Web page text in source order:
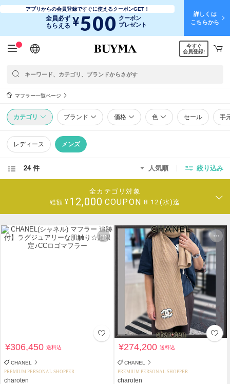
アプリからの会員登録ですぐに使えるクーポンGET！
全員必ず
もらえる ¥500 クーポン
プレゼント
詳しくは
こちらから
日本語
English
简体中文
繁體中文
今すぐ
会員登録!
マフラー一覧ページ
カテゴリ ブランド 価格 色 セール 手
レディース メンズ
24 件 人気順 絞り込み
全カテゴリ対象
総額 ¥12,000 COUPON 8.12(水)迄
¥306,450送料込
CHANEL
PREMIUM PERSONAL SHOPPER
charoten
¥274,200送料込
CHANEL
PREMIUM PERSONAL SHOPPER
charoten